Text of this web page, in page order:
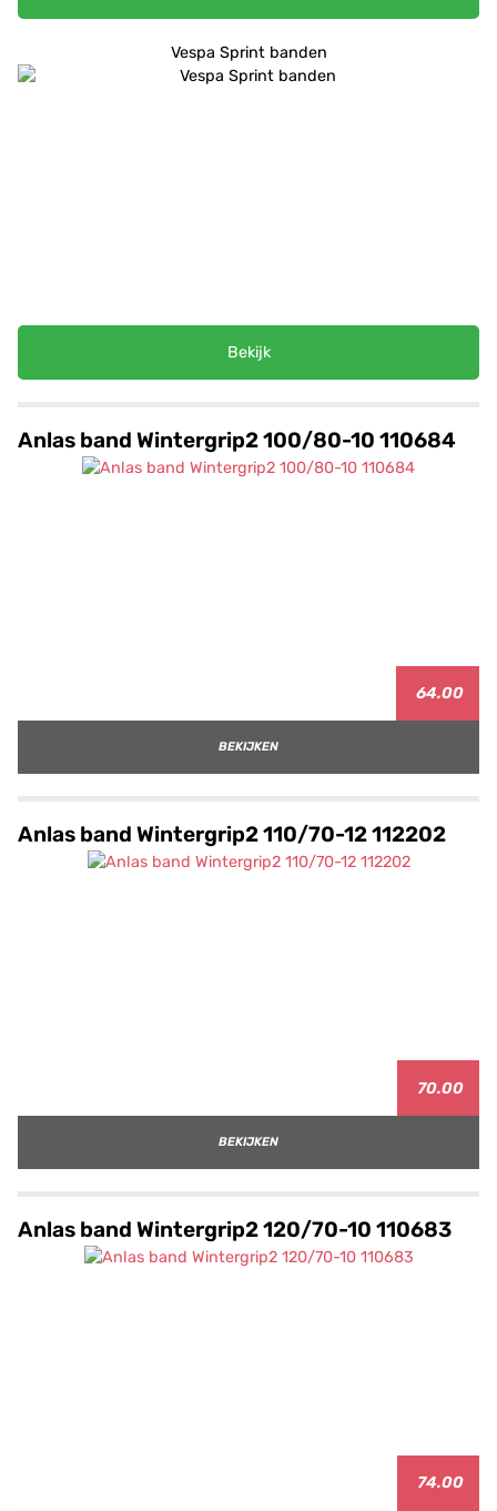
Vespa Sprint banden
Bekijk
Anlas band Wintergrip2 100/80-10 110684
64.00
BEKIJKEN
Anlas band Wintergrip2 110/70-12 112202
70.00
BEKIJKEN
Anlas band Wintergrip2 120/70-10 110683
74.00